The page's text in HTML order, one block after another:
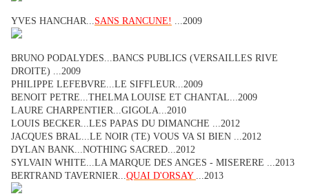
YVES HANCHAR...SANS RANCUNE! ...2009
BRUNO PODALYDES...BANCS PUBLICS (VERSAILLES RIVE
DROITE) ...2009
PHILIPPE LEFEBVRE...LE SIFFLEUR...2009
BENOIT PETRE...THELMA LOUISE ET CHANTAL...2009
LAURE CHARPENTIER...GIGOLA...2010
LOUIS BECKER...LES PAPAS DU DIMANCHE ...2012
JACQUES BRAL...LE NOIR (TE) VOUS VA SI BIEN ...2012
DYLAN BANK...NOTHING SACRED...2012
SYLVAIN WHITE...LA MARQUE DES ANGES - MISERERE ...2013
BERTRAND TAVERNIER...QUAI D'ORSAY ...2013